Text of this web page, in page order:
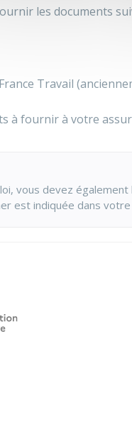
les documents
Travail
à fournir à votre
vous devez
est indiquée dans